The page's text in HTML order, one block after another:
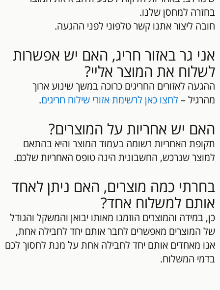
בחזרה למחסן שלנו.
חובה ליצור אתנו קשר טלפוני לפני ההגעה.
אני גר באזור חריג, האם יש אפשרות
לשלוח את המוצר אליי?
ההגעה לאזורים החריגים כרוכה במשך שינוע ארוך
מהרגיל – לחצו כאן לרשימת אזורי שילוח חריגים.
האם יש אחריות על המוצרים?
תקופת האחריות רשומה בעמוד המוצר והיא בהתאם
למוצר שנרכש, החשבונית הינה טופס האחריות שלכם.
בחרתי כמה מוצרים, האם ניתן לאחד
אותם למשלוח אחד?
כן, במידה והמוצרים הוזמנו מאותו יבואן והמשקל והגודל
של המוצרים מאפשרים לחבר אותם יחד לחבילה אחת,
אנו מאחדים אותם יחד לחבילה אחת על מנת לחסוך לכם
בדמי המשלוח.